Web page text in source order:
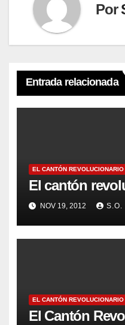
Por
Entrada relacionada
EL CANTÓN REVOLUCIONARIO
El cantón
NOV 19, 2012 S.O.
EL CANTÓN REVOLUCIONARIO
El Cantón